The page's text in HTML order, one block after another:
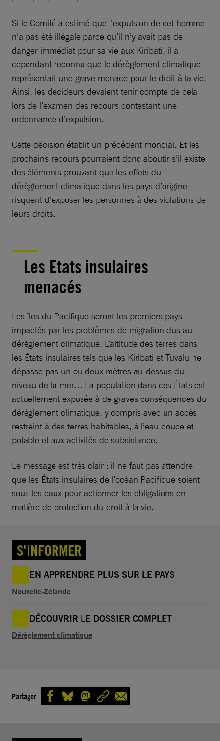
Si le Comité a estimé que l’expulsion de cet homme
n’a pas été illégale parce qu’il n’y avait pas de
danger immédiat pour sa vie aux Kiribati, il a
cependant reconnu que le dérèglement climatique
représentait une grave menace pour le droit à la vie.
Ainsi, les décideurs devaient tenir compte de cela
lors de l’examen des recours contestant une
ordonnance d’expulsion.
Cette décision établit un précédent mondial. Et les
prochains recours pourraient donc aboutir s’il existe
des éléments prouvant que les effets du
dérèglement climatique dans les pays d’origine
risquent d’exposer les personnes à des violations de
leurs droits.
Les Etats insulaires
menacés
Les îles du Pacifique seront les premiers pays
impactés par les problèmes de migration dus au
dérèglement climatique. L’altitude des terres dans
les États insulaires tels que les Kiribati et Tuvalu ne
dépasse pas un ou deux mètres au-dessus du
niveau de la mer… La population dans ces États est
actuellement exposée à de graves conséquences du
dérèglement climatique, y compris avec un accès
restreint à des terres habitables, à l’eau douce et
potable et aux activités de subsistance.
Le message est très clair : il ne faut pas attendre
que les États insulaires de l’océan Pacifique soient
sous les eaux pour actionner les obligations en
matière de protection du droit à la vie.
S'INFORMER
EN APPRENDRE PLUS SUR LE PAYS
Nouvelle-Zélande
DÉCOUVRIR LE DOSSIER COMPLET
Dérèglement climatique
Partager